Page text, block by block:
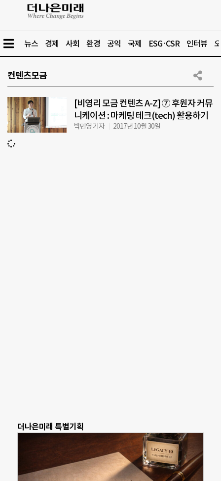
뉴스 경제 사회 환경 공익 국제 ESG·CSR 인터뷰
컨텐츠모금
[비영리 모금 컨텐츠 A-Z] ⑦ 후원자 커뮤
니케이션 : 마케팅 테크(tech) 활용하기
박민영 기자 2017년 10월 30일
더나은미래 특별기획